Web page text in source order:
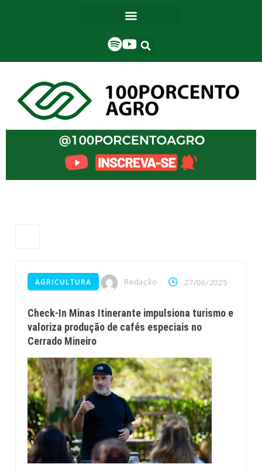
AGRICULTURA Redação 27/06/2025
Check-In Minas Itinerante impulsiona turismo e
valoriza produção de cafés especiais no
Cerrado Mineiro